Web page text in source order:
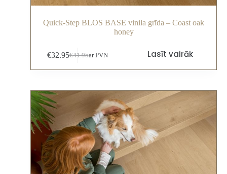
Quick-Step BLOS BASE vinila grīda – Coast oak
honey
€41.95
€32.95 ar PVN Lasīt vairāk